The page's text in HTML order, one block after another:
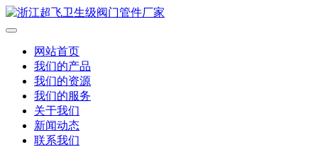
网站首页
我们的产品
我们的资源
我们的服务
关于我们
新闻动态
联系我们